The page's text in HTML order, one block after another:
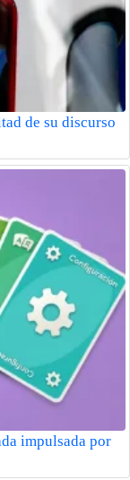
de su discurso
impulsada por